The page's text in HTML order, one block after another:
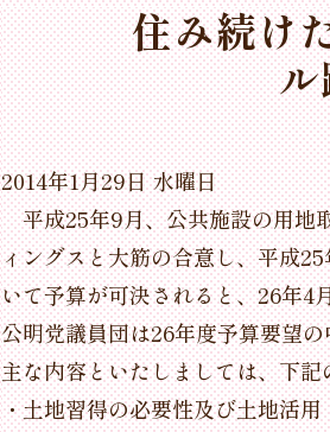
住み続け
2014年1月29日 水曜日
平成25年9月、公共施設の用地
ィングスと大筋の合意し、平成
いて予算が可決されると、26年4
公明党議員団は26年度予算要望
主な内容といたしましては、下記
・土地習得の必要性及び土地活